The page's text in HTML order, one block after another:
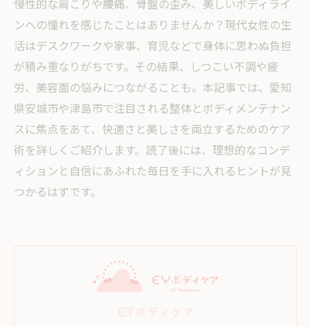
慢性的な肩こりや腰痛、骨盤の歪み、美しいボディライ
ンへの憧れを感じたことはありませんか？現代女性の生
活はデスクワークや家事、育児などで身体に思わぬ負担
が積み重なりがちです。その結果、しつこい不調や疲
労、美容面の悩みにつながることも。本記事では、愛知
県安城市や津島市で注目される整体とボディメンテナン
スに焦点をあて、快適さと美しさを両立するためのケア
術を詳しくご紹介します。読了後には、理想的なコンデ
ィションと自信にあふれた毎日を手に入れるヒントが見
つかるはずです。